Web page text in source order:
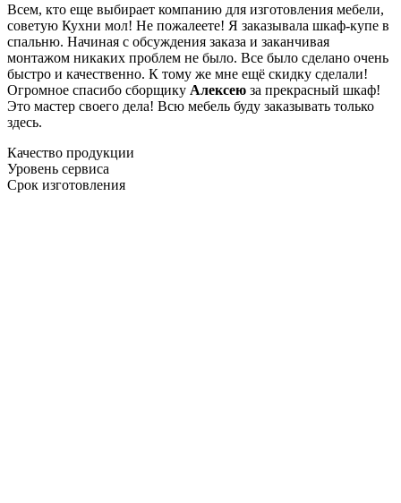
Всем, кто еще выбирает компанию для изготовления мебели,
советую Кухни мол! Не пожалеете! Я заказывала шкаф-купе в
спальню. Начиная с обсуждения заказа и заканчивая
монтажом никаких проблем не было. Все было сделано очень
быстро и качественно. К тому же мне ещё скидку сделали!
Огромное спасибо сборщику Алексею за прекрасный шкаф!
Это мастер своего дела! Всю мебель буду заказывать только
здесь.
Качество продукции
Уровень сервиса
Срок изготовления